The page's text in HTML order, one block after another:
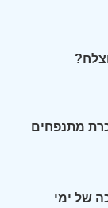
מתנפחים
של ימי